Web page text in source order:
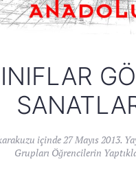
içinde 27 Mayıs 2013.
Grupları Öğrencilerin